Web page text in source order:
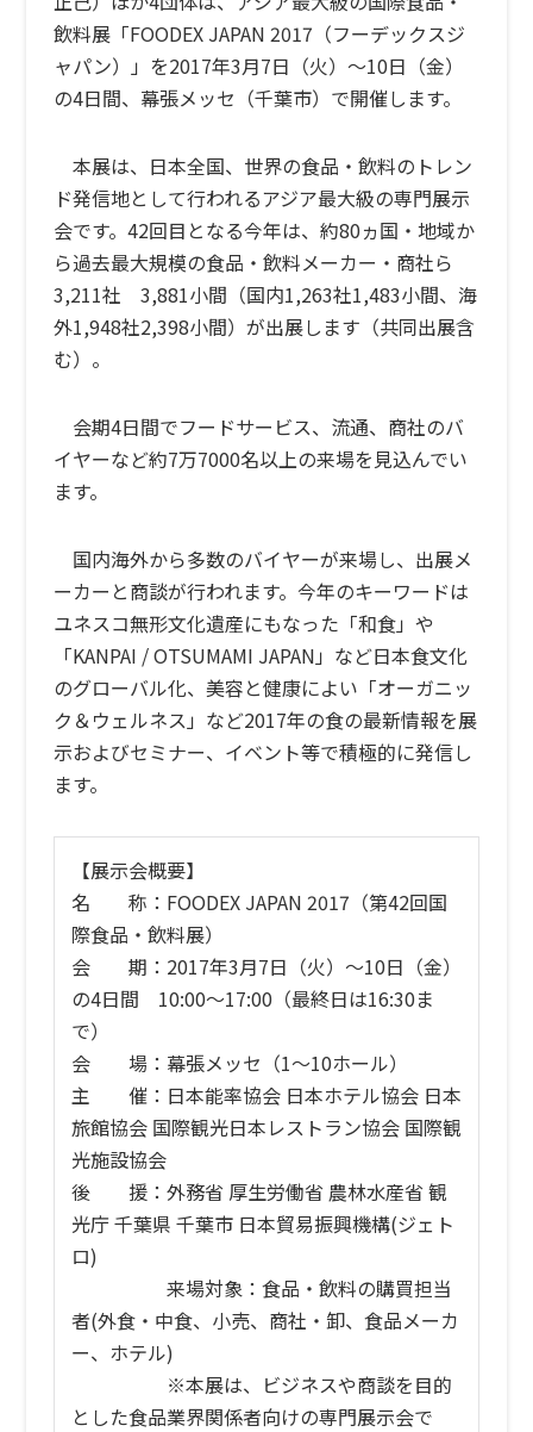
飲料展「FOODEX JAPAN 2017（フーデックスジ
ャパン）」 を2017年3月7日（火）〜10日（金）
の4日間、幕張メッセ（千葉市）で開催します。
本展は、日本全国、世界の食品・飲料のトレン
ド発信地として行われるアジア最大級の専門展示
会です。42回目となる今年は、約80ヵ国・地域か
ら過去最大規模の食品・飲料メーカー・商社ら
3,211社 3,881小間（国内1,263社1,483小間、海
外1,948社2,398小間）が出展します（共同出展含
む）。
会期4日間でフードサービス、流通、商社のバ
イヤーなど約7万7000名以上の来場を見込んでい
ます。
国内海外から多数のバイヤーが来場し、出展メ
ーカーと商談が行われます。今年のキーワードは
ユネスコ無形文化遺産にもなった「和食」や
「KANPAI / OTSUMAMI JAPAN」など日本食文化
のグローバル化、美容と健康によい「オーガニッ
ク＆ウェルネス」など2017年の食の最新情報を展
示およびセミナー、イベント等で積極的に発信し
ます。
【展示会概要】
名 称：FOODEX JAPAN 2017（第42回国
際食品・飲料展）
会 期：2017年3月7日（火）〜10日（金）
の4日間 10:00〜17:00（最終日は16:30ま
で）
会 場：幕張メッセ（1〜10ホール）
主 催：日本能率協会 日本ホテル協会 日本
旅館協会 国際観光日本レストラン協会 国際観
光施設協会
後 援：外務省 厚生労働省 農林水産省 観
光庁 千葉県 千葉市 日本貿易振興機構(ジェト
ロ)
来場対象：食品・飲料の購買担当
者(外食・中食、小売、商社・卸、食品メーカ
ー、ホテル)
※本展は、ビジネスや商談を目的
とした食品業界関係者向けの専門展示会で